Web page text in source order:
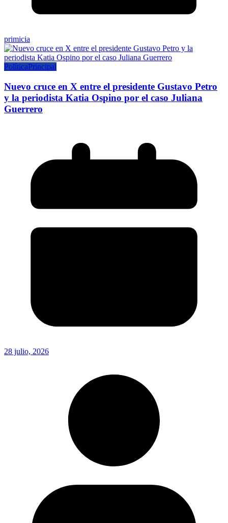
primicia
PolíticaPrincipal
Nuevo cruce en X entre el presidente Gustavo Petro
y la periodista Katia Ospino por el caso Juliana
Guerrero
28 julio, 2026